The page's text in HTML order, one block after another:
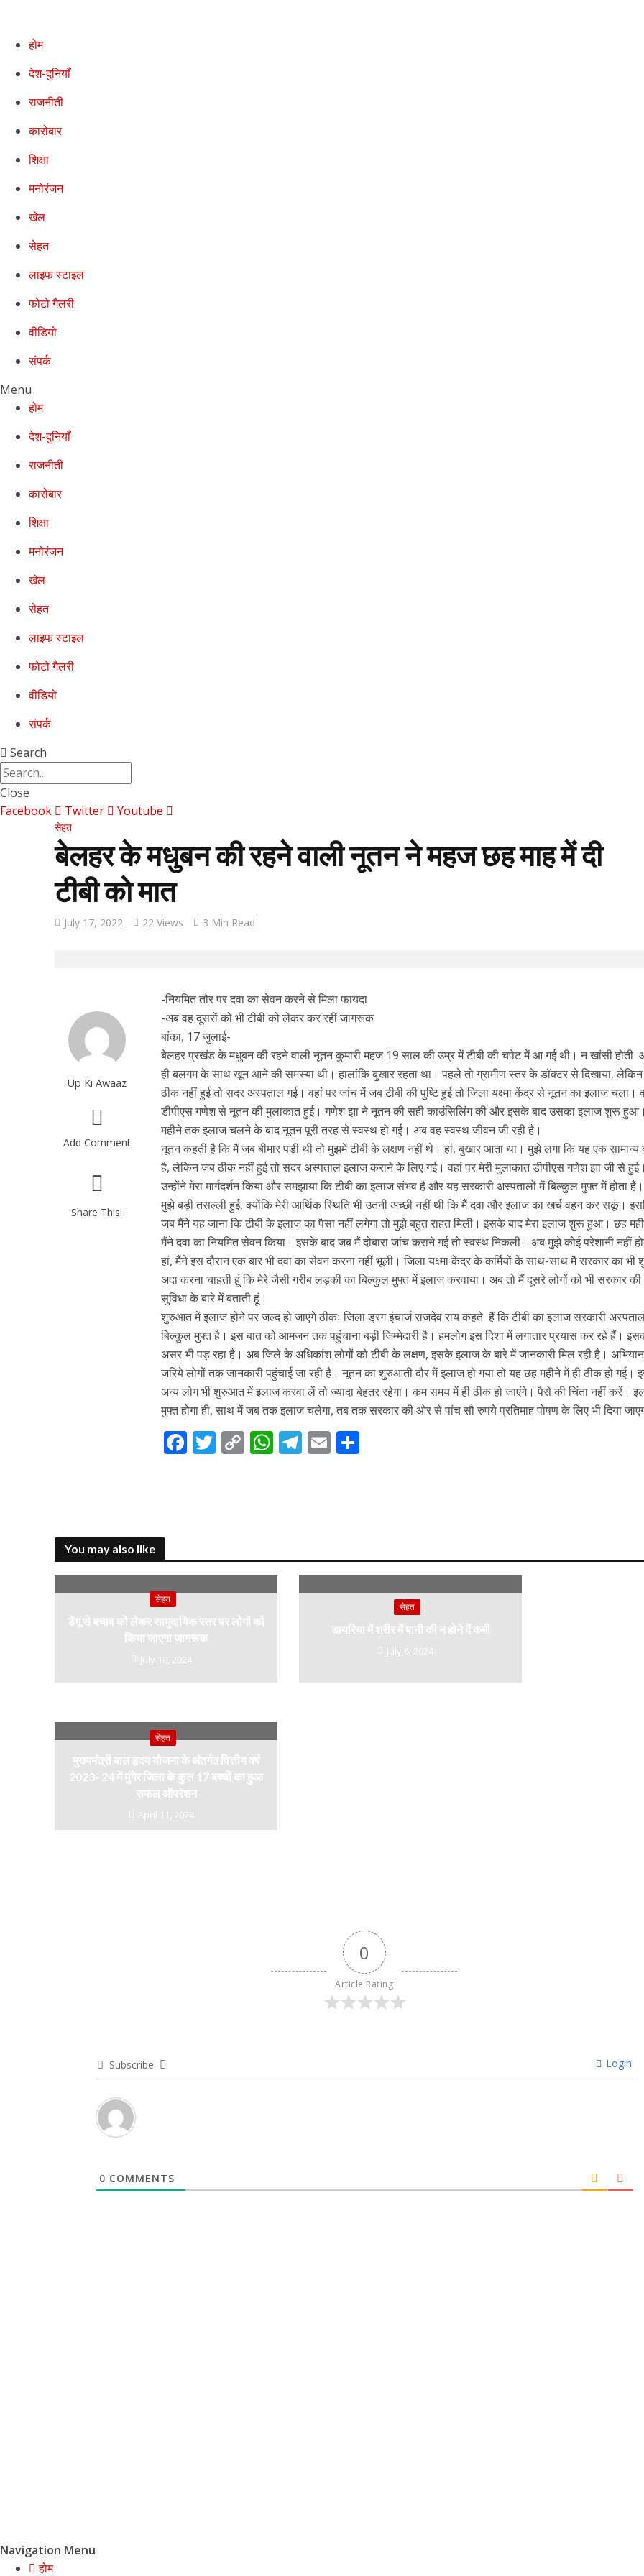
होम
देश-दुनियाँ
राजनीती
कारोबार
शिक्षा
मनोरंजन
खेल
सेहत
लाइफ स्टाइल
फोटो गैलरी
वीडियो
संपर्क
Menu
होम
देश-दुनियाँ
राजनीती
कारोबार
शिक्षा
मनोरंजन
खेल
सेहत
लाइफ स्टाइल
फोटो गैलरी
वीडियो
संपर्क
Search
Close
Facebook
Twitter Youtube
सेहत
बेलहर के मधुबन की रहने वाली नूतन ने महज छह माह में दी
टीबी को मात
July 17, 2022 22 Views 3 Min Read
Up Ki Awaaz
Add Comment
Share This!
-नियमित तौर पर दवा का सेवन करने से मिला फायदा
-अब वह दूसरों को भी टीबी को लेकर कर रहीं जागरूक
बांका, 17 जुलाई-
बेलहर प्रखंड के मधुबन की रहने वाली नूतन कुमारी महज 19 साल की उम्र में टीबी की चपेट में आ गई थी। न खांसी होती
ही बलगम के साथ खून आने की समस्या थी। हालांकि बुखार रहता था। पहले तो ग्रामीण स्तर के डॉक्टर से दिखाया,
ठीक नहीं हुई तो सदर अस्पताल गई। वहां पर जांच में जब टीबी की पुष्टि हुई तो जिला यक्ष्मा केंद्र से नूतन का इलाज चला।
डीपीएस गणेश से नूतन की मुलाकात हुई। गणेश झा ने नूतन की सही काउंसिलिंग की और इसके बाद उसका इलाज शुरू
महीने तक इलाज चलने के बाद नूतन पूरी तरह से स्वस्थ हो गई। अब वह स्वस्थ जीवन जी रही है।
नूतन कहती है कि मैं जब बीमार पड़ी थी तो मुझमें टीबी के लक्षण नहीं थे। हां, बुखार आता था। मुझे लगा कि यह एक सामान्य
है, लेकिन जब ठीक नहीं हुई तो सदर अस्पताल इलाज कराने के लिए गई। वहां पर मेरी मुलाकात डीपीएस गणेश झा जी से हुई।
उन्होंने मेरा मार्गदर्शन किया और समझाया कि टीबी का इलाज संभव है और यह सरकारी अस्पतालों में बिल्कुल मुफ्त में होता
मुझे बड़ी तसल्ली हुई, क्योंकि मेरी आर्थिक स्थिति भी उतनी अच्छी नहीं थी कि मैं दवा और इलाज का खर्च वहन कर सकूं।
जब मैंने यह जाना कि टीबी के इलाज का पैसा नहीं लगेगा तो मुझे बहुत राहत मिली। इसके बाद मेरा इलाज शुरू हुआ। छह
मैंने दवा का नियमित सेवन किया। इसके बाद जब मैं दोबारा जांच कराने गई तो स्वस्थ निकली। अब मुझे कोई परेशानी नहीं
हां, मैंने इस दौरान एक बार भी दवा का सेवन करना नहीं भूली। जिला यक्ष्मा केंद्र के कर्मियों के साथ-साथ मैं सरकार का भी
अदा करना चाहती हूं कि मेरे जैसी गरीब लड़की का बिल्कुल मुफ्त में इलाज करवाया। अब तो मैं दूसरे लोगों को भी सरकार
सुविधा के बारे में बताती हूं।
शुरुआत में इलाज होने पर जल्द हो जाएंगे ठीकः जिला ड्रग इंचार्ज राजदेव राय कहते हैं कि टीबी का इलाज सरकारी
बिल्कुल मुफ्त है। इस बात को आमजन तक पहुंचाना बड़ी जिम्मेदारी है। हमलोग इस दिशा में लगातार प्रयास कर रहे हैं।
असर भी पड़ रहा है। अब जिले के अधिकांश लोगों को टीबी के लक्षण, इसके इलाज के बारे में जानकारी मिल रही है।
जरिये लोगों तक जानकारी पहुंचाई जा रही है। नूतन का शुरुआती दौर में इलाज हो गया तो यह छह महीने में ही ठीक हो गई।
अन्य लोग भी शुरुआत में इलाज करवा लें तो ज्यादा बेहतर रहेगा। कम समय में ही ठीक हो जाएंगे। पैसे की चिंता नहीं करें।
मुफ्त होगा ही, साथ में जब तक इलाज चलेगा, तब तक सरकार की ओर से पांच सौ रुपये प्रतिमाह पोषण के लिए भी दिया
F
o
k
T C
n
k
W
p
p
T
m
E
You may also like
सेहत
डेंगू से बचाव को लेकर सामुदायिक स्तर पर लोगों को
किया जाएगा जागरूक
July 10, 2024
सेहत
डायरिया में शरीर में पानी की न होने दें कमी
July 6, 2024
सेहत
मुख्यमंत्री बाल हृदय योजना के अंतर्गत वित्तीय वर्ष
2023- 24 में मुंगेर जिला के कुल 17 बच्चों का हुआ
सफल ऑपरेशन
April 11, 2024
0
Article Rating
Subscribe Login
0 COMMENTS
Navigation Menu
होम